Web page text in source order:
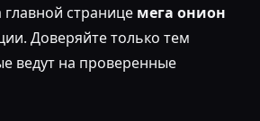
странице мега онион
Доверяйте только тем
ведут на проверенные